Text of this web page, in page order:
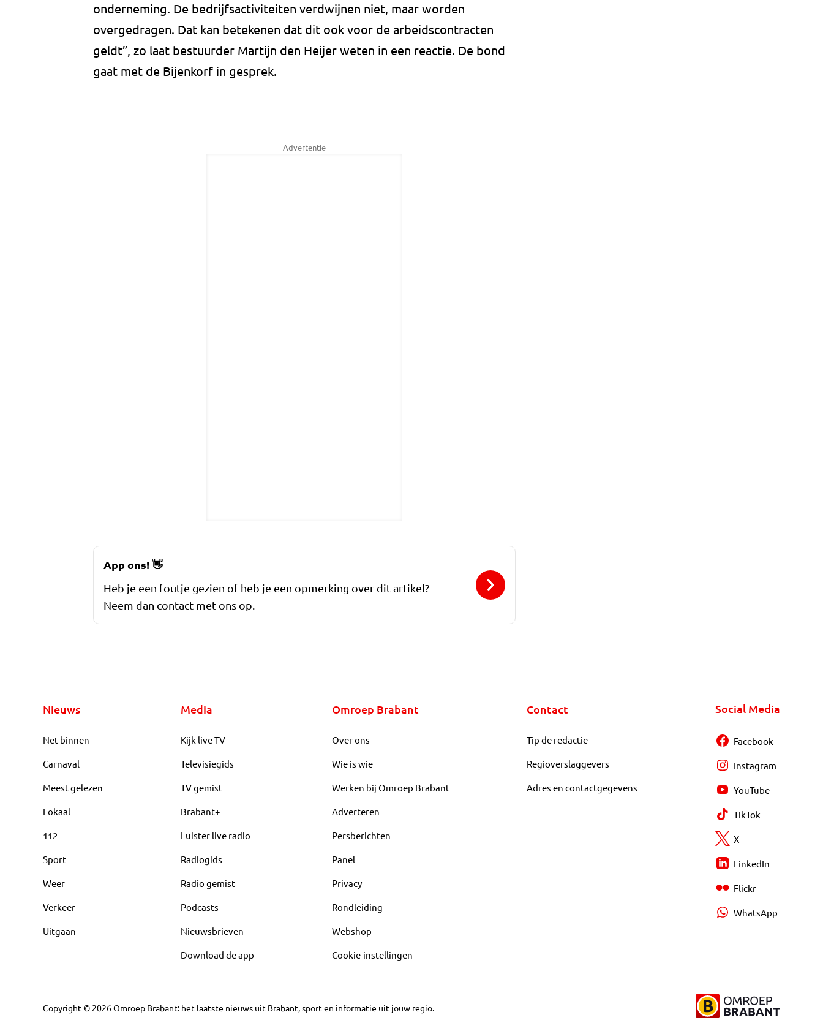
onderneming. De bedrijfsactiviteiten verdwijnen niet, maar worden
overgedragen. Dat kan betekenen dat dit ook voor de arbeidscontracten
geldt”, zo laat bestuurder Martijn den Heijer weten in een reactie. De bond
gaat met de Bijenkorf in gesprek.
Advertentie
App ons!👋
Heb je een foutje gezien of heb je een opmerking over dit artikel?
Neem dan contact met ons op.
Nieuws
Net binnen
Carnaval
Meest gelezen
Lokaal
112
Sport
Weer
Verkeer
Uitgaan
Media
Kijk live TV
Televisiegids
TV gemist
Brabant+
Luister live radio
Radiogids
Radio gemist
Podcasts
Nieuwsbrieven
Download de app
Omroep Brabant
Over ons
Wie is wie
Werken bij Omroep Brabant
Adverteren
Persberichten
Panel
Privacy
Rondleiding
Webshop
Cookie-instellingen
Contact
Tip de redactie
Regioverslaggevers
Adres en contactgegevens
Social Media
Facebook
Instagram
YouTube
TikTok
X
LinkedIn
Flickr
WhatsApp
Copyright © 2026Omroep Brabant: het laatste nieuws uit Brabant, sport en informatie uit jouw regio.